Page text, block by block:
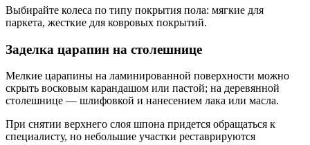
Выбирайте колеса по типу покрытия пола: мягкие для
паркета, жесткие для ковровых покрытий.
Заделка царапин на столешнице
Мелкие царапины на ламинированной поверхности можно
скрыть восковым карандашом или пастой; на деревянной
столешнице — шлифовкой и нанесением лака или масла.
При снятии верхнего слоя шпона придется обращаться к
специалисту, но небольшие участки реставрируются